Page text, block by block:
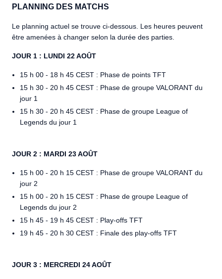
PLANNING DES MATCHS
Le planning actuel se trouve ci-dessous. Les heures peuvent
être amenées à changer selon la durée des parties.
JOUR 1 : LUNDI 22 AOÛT
15 h 00 - 18 h 45 CEST : Phase de points TFT
15 h 30 - 20 h 45 CEST : Phase de groupe VALORANT du
jour 1
15 h 30 - 20 h 45 CEST : Phase de groupe League of
Legends du jour 1
JOUR 2 : MARDI 23 AOÛT
15 h 00 - 20 h 15 CEST : Phase de groupe VALORANT du
jour 2
15 h 00 - 20 h 15 CEST : Phase de groupe League of
Legends du jour 2
15 h 45 - 19 h 45 CEST : Play-offs TFT
19 h 45 - 20 h 30 CEST : Finale des play-offs TFT
JOUR 3 : MERCREDI 24 AOÛT